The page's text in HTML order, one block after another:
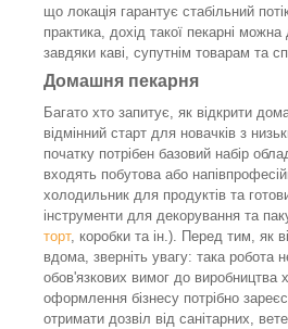
що локація гарантує стабільний
практика, дохід такої пекарні
завдяки каві, супутнім товарам та
Домашня пекарня
Багато хто запитує, як відкрити
відмінний старт для новачків з
початку потрібен базовий набір
входять побутова або
холодильник для продуктів та
інструменти для декорування та
торт, коробки та ін.). Перед тим, як
вдома, зверніть увагу: така робота
обов'язкових вимог до виробництва
оформлення бізнесу потрібно
отримати дозвіл від санітарних,